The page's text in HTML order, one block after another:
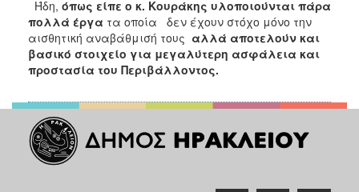
Ήδη, όπως είπε ο κ. Κουράκης υλοποιούνται πάρα
πολλά έργα τα οποία δεν έχουν στόχο μόνο την
αισθητική αναβάθμισή τους αλλά αποτελούν και
βασικό στοιχείο για μεγαλύτερη ασφάλεια και
προστασία του Περιβάλλοντος.